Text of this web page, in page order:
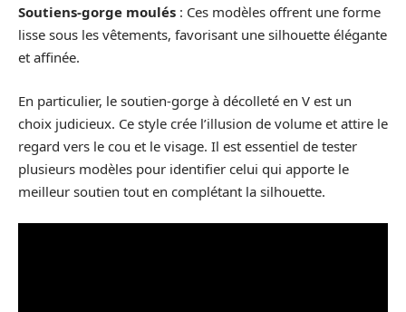
Soutiens-gorge moulés : Ces modèles offrent une forme
lisse sous les vêtements, favorisant une silhouette élégante
et affinée.
En particulier, le soutien-gorge à décolleté en V est un
choix judicieux. Ce style crée l’illusion de volume et attire le
regard vers le cou et le visage. Il est essentiel de tester
plusieurs modèles pour identifier celui qui apporte le
meilleur soutien tout en complétant la silhouette.